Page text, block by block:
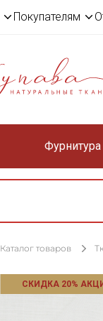
Покупателям
Фурнитура
Каталог товаров
СКИДКА 20%